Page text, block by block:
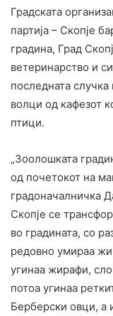
Градската
партија – Скопје
градина, Град
ветеринарство и
последната случка
волци од кафезот
птици.
„Зоолошката
од почетокот на
градоначалничка
Скопје се
во градината, со
редовно умираа
угинаа жирафи,
потоа угинаа
Берберски овци, а